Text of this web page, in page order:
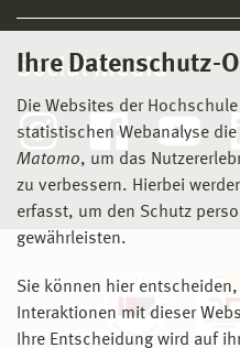
Ihre Datenschutz-
Die Websites der
statistischen Webanalyse
Matomo, um das
zu verbessern. Hierbei
erfasst, um den Schutz
gewährleisten.
Sie können hier
Interaktionen mit dieser
Ihre Entscheidung wird auf
Social Media